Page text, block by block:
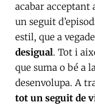
acabar acceptant
un seguit
estil, que a
desigual. Tot i
que suma o bé a
desenvolupa. A
tot un seguit de